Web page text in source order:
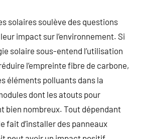
solaires soulève des questions
impact sur l’environnement. Si
solaire sous-entend l’utilisation
l’empreinte fibre de carbone,
éléments polluants dans la
dont les atouts pour
bien nombreux. Tout dépendant
fait d’installer des panneaux